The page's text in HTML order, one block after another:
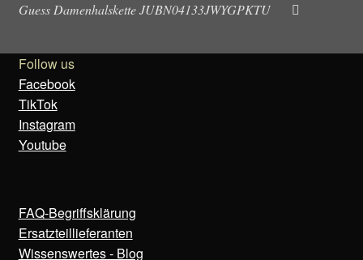
Guess Damenhalskette JUBN04133JWYGPKTU
Follow us
Facebook
TikTok
Instagram
Youtube
FAQ-Begriffsklärung
Ersatzteillieferanten
Wissenswertes - Blog